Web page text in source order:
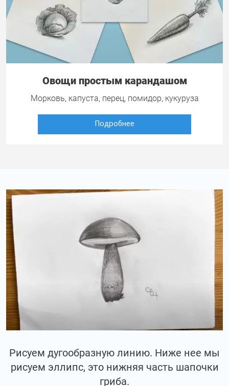
Овощи простым карандашом
Морковь, капуста, перец, помидор, кукуруза
Подробнее
Рисуем дугообразную линию. Ниже нее мы
рисуем эллипс, это нижняя часть шапочки
гриба.